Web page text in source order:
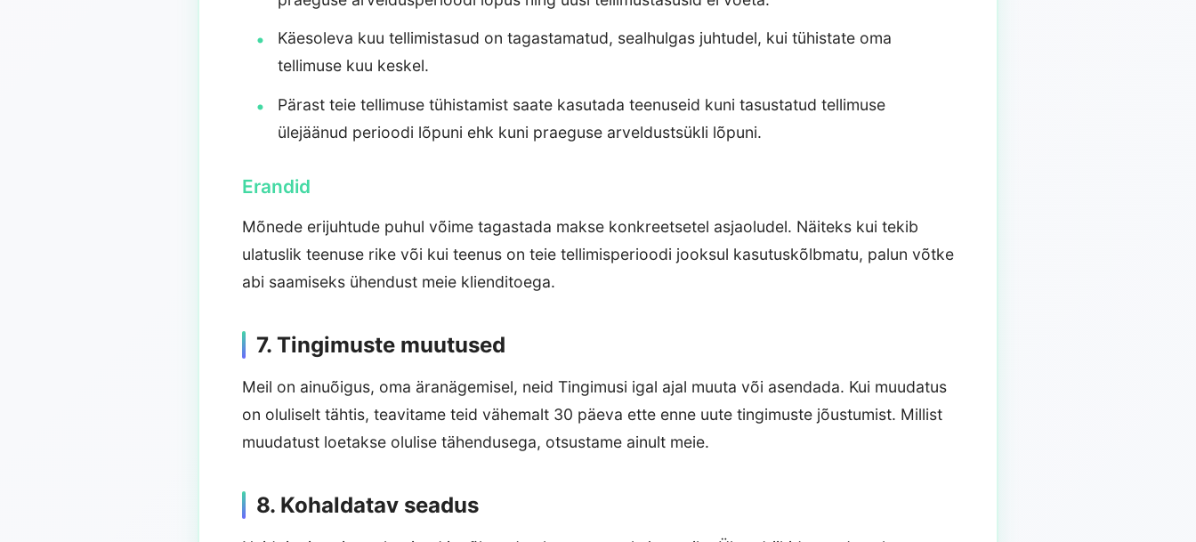
Käesoleva kuu tellimistasud on tagastamatud, sealhulgas juhtudel, kui tühistate oma
tellimuse kuu keskel.
Pärast teie tellimuse tühistamist saate kasutada teenuseid kuni tasustatud tellimuse
ülejäänud perioodi lõpuni ehk kuni praeguse arveldustsükli lõpuni.
Erandid
Mõnede erijuhtude puhul võime tagastada makse konkreetsetel asjaoludel. Näiteks kui tekib
ulatuslik teenuse rike või kui teenus on teie tellimisperioodi jooksul kasutuskõlbmatu, palun võtke
abi saamiseks ühendust meie klienditoega.
7. Tingimuste muutused
Meil on ainuõigus, oma äranägemisel, neid Tingimusi igal ajal muuta või asendada. Kui muudatus
on oluliselt tähtis, teavitame teid vähemalt 30 päeva ette enne uute tingimuste jõustumist. Millist
muudatust loetakse olulise tähendusega, otsustame ainult meie.
8. Kohaldatav seadus